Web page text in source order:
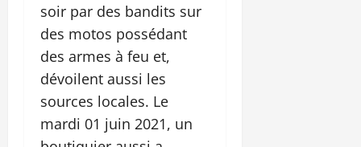
soir par des bandits sur
des motos possédant
des armes à feu et,
dévoilent aussi les
sources locales. Le
mardi 01 juin 2021, un